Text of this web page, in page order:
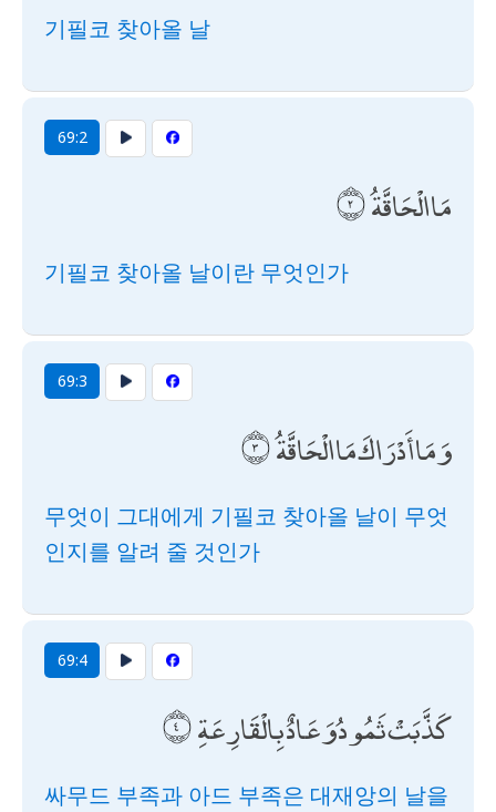
기필코 찾아올 날
69:2
مَا الْحَاقَّةُ
기필코 찾아올 날이란 무엇인가
69:3
وَمَا أَدْرَاكَ مَا الْحَاقَّةُ
무엇이 그대에게 기필코 찾아올 날이 무엇
인지를 알려 줄 것인가
69:4
كَذَّبَتْ ثَمُودُ وَعَادٌ بِالْقَارِعَةِ
싸무드 부족과 아드 부족은 대재앙의 날을